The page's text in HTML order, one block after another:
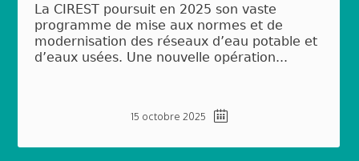
La CIREST poursuit en 2025 son vaste
programme de mise aux normes et de
modernisation des réseaux d’eau potable et
d’eaux usées. Une nouvelle opération...
15 octobre 2025